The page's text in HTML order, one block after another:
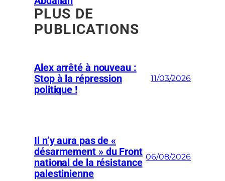
PLUS DE
PUBLICATIONS
Alex arrêté à nouveau :
Stop à la répression
politique !
11/03/2026
Il n’y aura pas de «
désarmement » du Front
national de la résistance
palestinienne
06/08/2026